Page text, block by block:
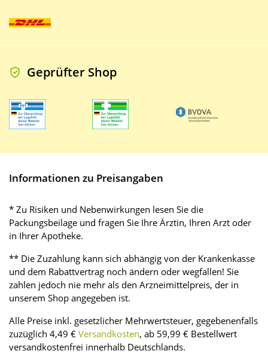
Geprüfter Shop
Informationen zu Preisangaben
* Zu Risiken und Nebenwirkungen lesen Sie die
Packungsbeilage und fragen Sie Ihre Ärztin, Ihren Arzt oder
in Ihrer Apotheke.
** Die Zuzahlung kann sich abhängig von der Krankenkasse
und dem Rabattvertrag noch ändern oder wegfallen! Sie
zahlen jedoch nie mehr als den Arzneimittelpreis, der in
unserem Shop angegeben ist.
Alle Preise inkl. gesetzlicher Mehrwertsteuer, gegebenenfalls
zuzüglich 4,49 € Versandkosten, ab 59,99 € Bestellwert
versandkostenfrei innerhalb Deutschlands.